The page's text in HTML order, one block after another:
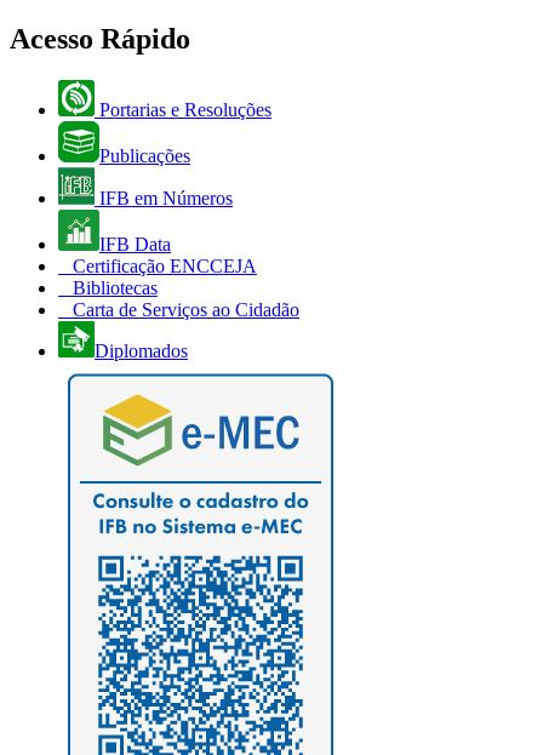
Acesso Rápido
Portarias e Resoluções
Publicações
IFB em Números
IFB Data
Certificação ENCCEJA
Bibliotecas
Carta de Serviços ao Cidadão
Diplomados